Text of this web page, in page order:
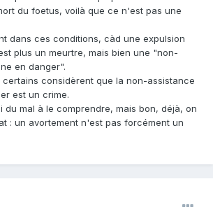
du foetus, voilà que ce n'est pas une
dans ces conditions, càd une expulsion
plus un meurtre, mais bien une "non-
en danger".
certains considèrent que la non-assistance
est un crime.
du mal à le comprendre, mais bon, déjà, on
: un avortement n'est pas forcément un